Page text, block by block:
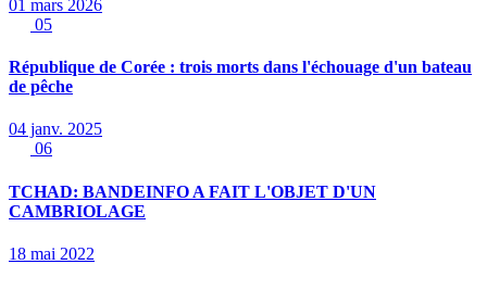
01 mars 2026
05
République de Corée : trois morts dans l'échouage d'un bateau
de pêche
04 janv. 2025
06
TCHAD: BANDEINFO A FAIT L'OBJET D'UN
CAMBRIOLAGE
18 mai 2022